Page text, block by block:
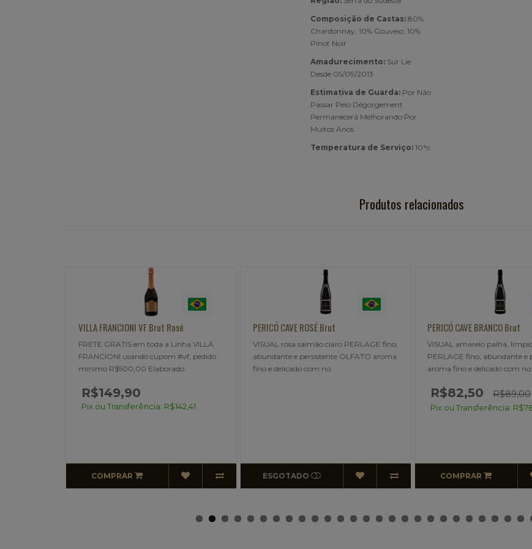
Composição de Castas: 80%
Chardonnay, 10% Gouveio, 10%
Pinot Noir
Amadurecimento: Sur Lie
Desde 05/09/2013
Estimativa de Guarda: Por Não
Passar Pelo Dégorgement
Permanecerá Melhorando Por
Muitos Anos
Temperatura de Serviço: 10°c
Produtos relacionados
VILLA FRANCIONI VF Brut Rosé
FRETE GRATIS em toda a Linha VILLA
FRANCIONI usando cupom #vf, pedido
mínimo R$500,00 Elaborado..
R$149,90
Pix ou Transferência: R$142,41
COMPRAR
PERICÓ CAVE ROSÉ Brut
VISUAL rosa salmão claro PERLAGE fino,
abundante e persistente OLFATO aroma
fino e delicado com no..
ESGOTADO
PERICÓ CAVE BRANCO Brut
VISUAL amarelo palha, límpido,
PERLAGE fino, abundante e persistente,
aroma fino e delicado com no..
R$82,50 R$89,00
Pix ou Transferência: R$78,38
COMPRAR